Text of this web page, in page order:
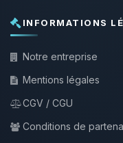
INFORMATIONS
Notre entreprise
Mentions légales
CGV / CGU
Conditions de